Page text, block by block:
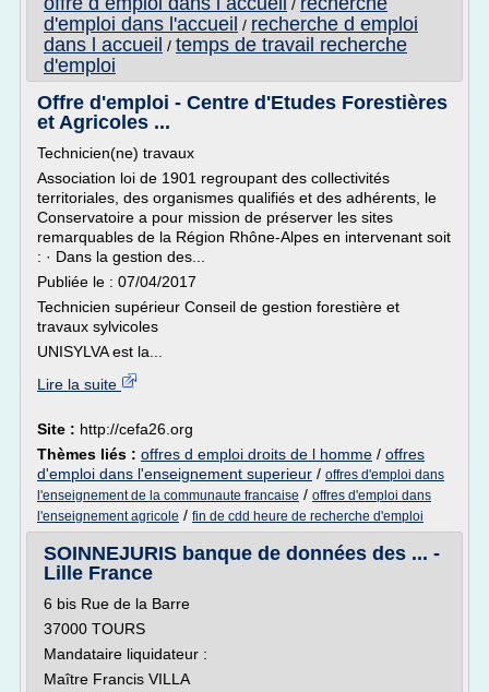
/
d'emploi dans l'accueil / recherche d emploi
dans l accueil / temps de travail recherche
d'emploi
Offre d'emploi - Centre d'Etudes Forestières
et Agricoles ...
Technicien(ne) travaux
Association loi de 1901 regroupant des collectivités
territoriales, des organismes qualifiés et des adhérents, le
Conservatoire a pour mission de préserver les sites
remarquables de la Région Rhône-Alpes en intervenant soit
: · Dans la gestion des...
Publiée le : 07/04/2017
Technicien supérieur Conseil de gestion forestière et
travaux sylvicoles
UNISYLVA est la...
Lire la suite
Site : http://cefa26.org
Thèmes liés : offres d emploi droits de l homme / offres
d'emploi dans l'enseignement superieur / offres d'emploi dans
l'enseignement de la communaute francaise / offres d'emploi dans
l'enseignement agricole / fin de cdd heure de recherche d'emploi
SOINNEJURIS banque de données des ... -
Lille France
6 bis Rue de la Barre
37000 TOURS
Mandataire liquidateur :
Maître Francis VILLA